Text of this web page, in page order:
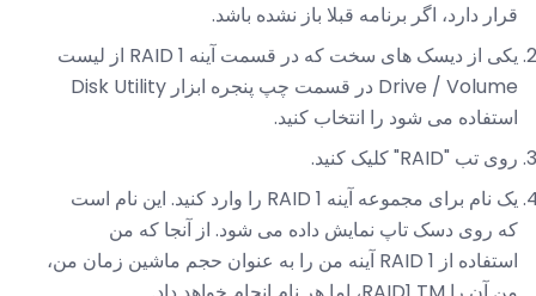
قرار دارد، اگر برنامه قبلا باز نشده باشد.
یکی از دیسک های سخت که در قسمت آینه RAID 1 از لیست
Drive / Volume در قسمت چپ پنجره ابزار Disk Utility
استفاده می شود را انتخاب کنید.
روی تب "RAID" کلیک کنید.
یک نام برای مجموعه آینه RAID 1 را وارد کنید. این نام است
که روی دسک تاپ نمایش داده می شود. از آنجا که من
استفاده از RAID 1 آینه من را به عنوان حجم ماشین زمان من،